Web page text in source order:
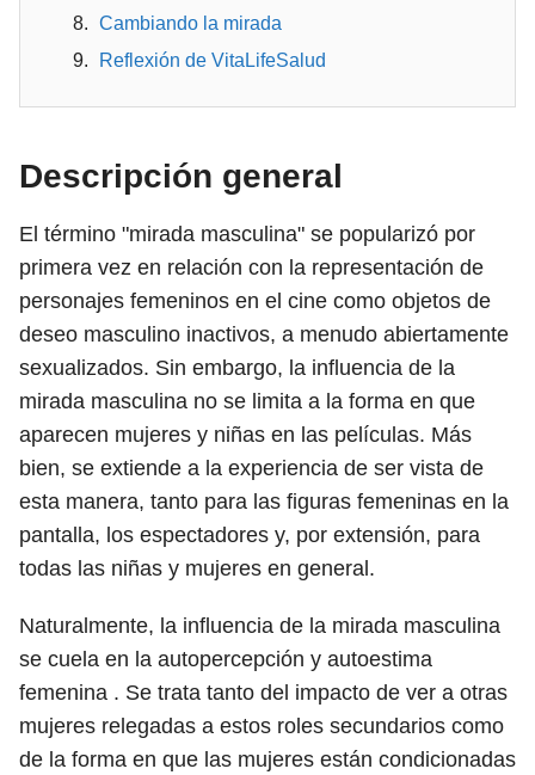
Cambiando la mirada
Reflexión de VitaLifeSalud
Descripción general
El término "mirada masculina" se popularizó por
primera vez en relación con la representación de
personajes femeninos en el cine como objetos de
deseo masculino inactivos, a menudo abiertamente
sexualizados. Sin embargo, la influencia de la
mirada masculina no se limita a la forma en que
aparecen mujeres y niñas en las películas. Más
bien, se extiende a la experiencia de ser vista de
esta manera, tanto para las figuras femeninas en la
pantalla, los espectadores y, por extensión, para
todas las niñas y mujeres en general.
Naturalmente, la influencia de la mirada masculina
se cuela en la autopercepción y autoestima
femenina . Se trata tanto del impacto de ver a otras
mujeres relegadas a estos roles secundarios como
de la forma en que las mujeres están condicionadas